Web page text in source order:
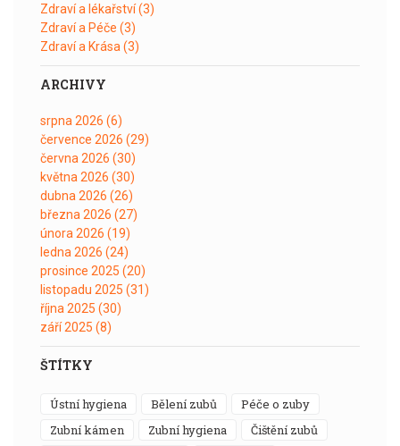
Zdraví a lékařství(3)
Zdraví a Péče (3)
Zdraví a Krása (3)
ARCHIVY
srpna 2026 (6)
července 2026 (29)
června 2026 (30)
května 2026 (30)
dubna 2026 (26)
března 2026 (27)
února 2026 (19)
ledna 2026 (24)
prosince 2025 (20)
listopadu 2025 (31)
října 2025 (30)
září 2025 (8)
ŠTÍTKY
ústní hygiena bělení zubů
péče o zuby
zubní kámen
zubní hygiena
čištění zubů